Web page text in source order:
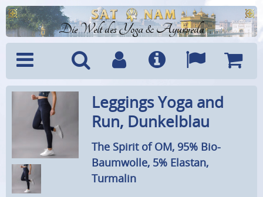
Die Welt des Yoga & Ayurveda
Menü Suche Benutzerkonto
Info Sprachen
Leggings Yoga and
Run, Dunkelblau
The Spirit of OM, 95% Bio-
Baumwolle, 5% Elastan,
Turmalin